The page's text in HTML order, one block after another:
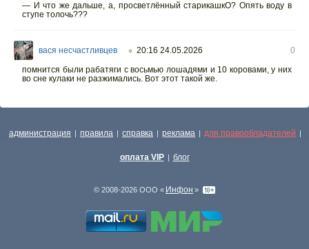
— И что же дальше, а, просветлённый старикашкО? Опять воду в
ступе толочь???
вася несчастливцев ○ 20:16 24.05.2026
0
помнится были рабатяги с восьмью лошадями и 10 коровами, у них
во сне кулаки не разжимались. Вот этот такой же.
администрация | правила | справка | реклама | для правообладателей |
оплата VIP | блог
© 2008-2026 ООО « Инфон »